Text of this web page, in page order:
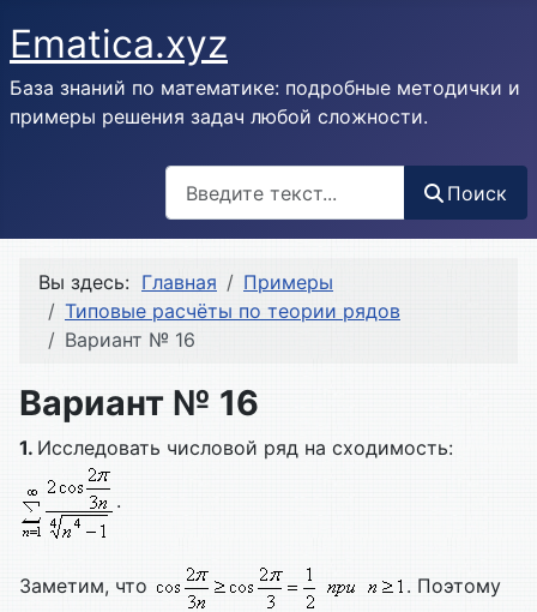
Ematica.xyz
База знаний по математике: подробные методички и
примеры решения задач любой сложности.
Поиск
Вы здесь: Главная
Примеры
Типовые расчёты по теории рядов
Вариант № 16
Вариант № 16
1. Исследовать числовой ряд на сходимость:
.
Заметим, что . Поэтому